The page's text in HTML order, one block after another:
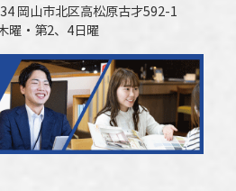
岡山市北区高松原古才592-1
曜・第2、4日曜